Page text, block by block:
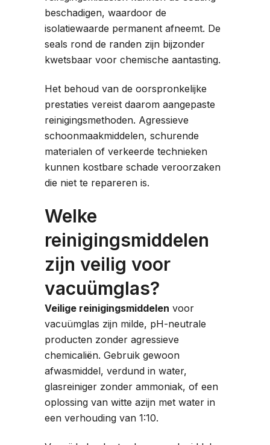
beschadigen, waardoor de
isolatiewaarde permanent afneemt. De
seals rond de randen zijn bijzonder
kwetsbaar voor chemische aantasting.
Het behoud van de oorspronkelijke
prestaties vereist daarom aangepaste
reinigingsmethoden. Agressieve
schoonmaakmiddelen, schurende
materialen of verkeerde technieken
kunnen kostbare schade veroorzaken
die niet te repareren is.
Welke
reinigingsmiddelen
zijn veilig voor
vacuümglas?
Veilige reinigingsmiddelen voor
vacuümglas zijn milde, pH-neutrale
producten zonder agressieve
chemicaliën. Gebruik gewoon
afwasmiddel, verdund in water,
glasreiniger zonder ammoniak, of een
oplossing van witte azijn met water in
een verhouding van 1:10.